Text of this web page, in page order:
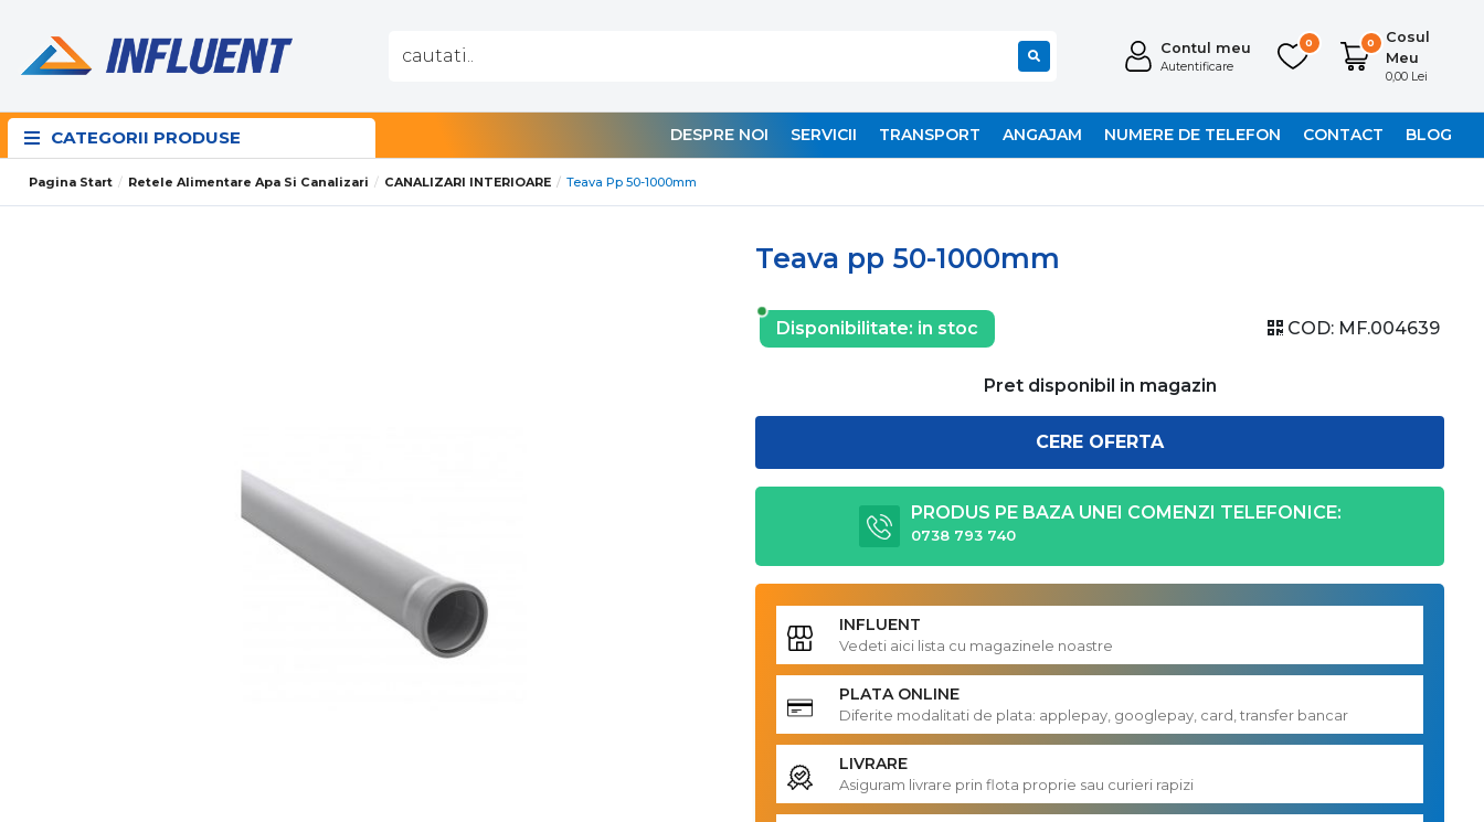
Contul meu
Autentificare
0 0
Cosul
Meu
0,00 Lei
CATEGORII PRODUSE DESPRE NOI SERVICII TRANSPORT ANGAJAM NUMERE DE TELEFON CONTACT BLOG
Pagina Start Retele Alimentare Apa Si Canalizari CANALIZARI INTERIOARE Teava Pp 50-1000mm
Teava pp 50-1000mm
Disponibilitate: in stoc COD: MF.004639
Pret disponibil in magazin
CERE OFERTA
PRODUS PE BAZA UNEI COMENZI TELEFONICE:
0738 793 740
INFLUENT
Vedeti aici lista cu magazinele noastre
PLATA ONLINE
Diferite modalitati de plata: applepay, googlepay, card, transfer bancar
LIVRARE
Asiguram livrare prin flota proprie sau curieri rapizi